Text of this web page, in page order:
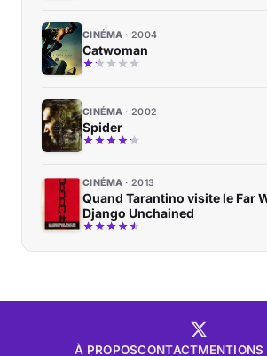
CINÉMA 2004
Catwoman
CINÉMA 2002
Spider
CINÉMA 2013
Quand Tarantino visite le Far
Django Unchained
À PROPOSCONTACTMENTIONS